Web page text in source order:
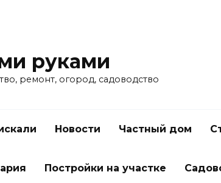
руками
ремонт, огород, садоводство
Новости Частный дом
Постройки на участке